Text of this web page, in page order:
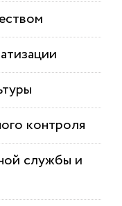
контроля
службы и